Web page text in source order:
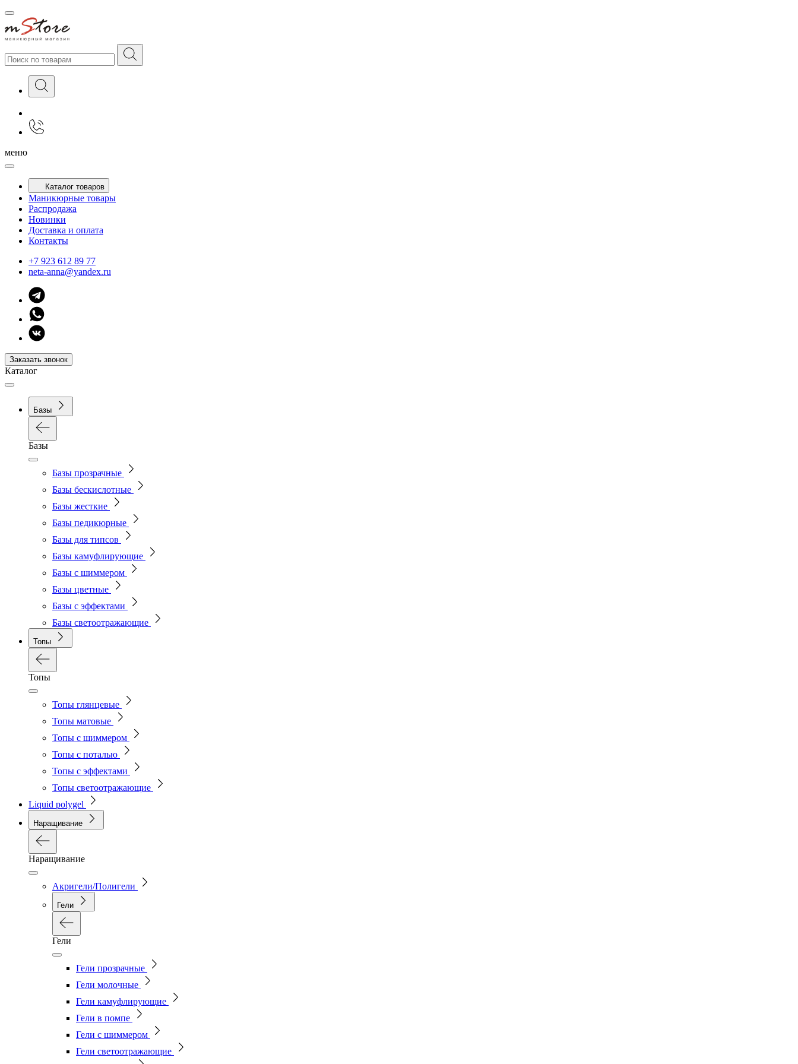
меню
Каталог товаров
Маникюрные товары
Распродажа
Новинки
Доставка и оплата
Контакты
+7 923 612 89 77
neta-anna@yandex.ru
Заказать звонок
Каталог
Базы
Базы
Базы прозрачные
Базы бескислотные
Базы жесткие
Базы педикюрные
Базы для типсов
Базы камуфлирующие
Базы с шиммером
Базы цветные
Базы с эффектами
Базы светоотражающие
Топы
Топы
Топы глянцевые
Топы матовые
Топы с шиммером
Топы с поталью
Топы с эффектами
Топы светоотражающие
Liquid polygel
Наращивание
Наращивание
Акригели/Полигели
Гели
Гели
Гели прозрачные
Гели молочные
Гели камуфлирующие
Гели в помпе
Гели с шиммером
Гели светоотражающие